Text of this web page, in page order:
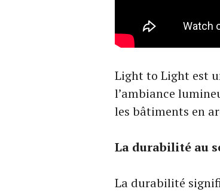
Light to Light est
l’ambiance
les bâtiments en
La durabilité au
La durabilité